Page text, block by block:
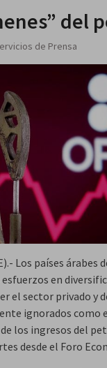
del
de Prensa
Los países árabes
en
el sector privado y
ignorados como
los ingresos del
desde el Foro